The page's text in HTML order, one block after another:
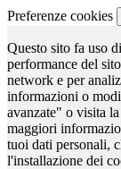
Preferenze cookies
Questo sito fa uso
performance del
network e per
informazioni o
avanzate" o visita
maggiori
tuoi dati personali,
l'installazione dei